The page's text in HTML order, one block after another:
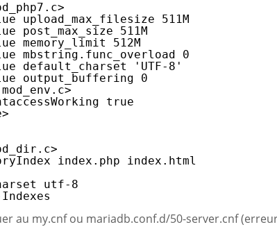
upload_max_filesize 511M
post_max_size 511M
memory_limit 512M
mbstring.func_overload 0
default_charset 'UTF-8'
output_buffering 0
true
index.php index.html
utf-8
au my.cnf ou mariadb.conf.d/50-server.cnf